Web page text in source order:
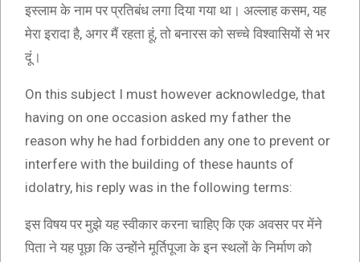
इस्लाम के नाम पर प्रतिबंध लगा दिया गया था। अल्लाह कसम, यह
मेरा इरादा है, अगर मैं रहता हूं, तो बनारस को सच्चे विश्वासियों से भर
दूं।
On this subject I must however acknowledge, that
having on one occasion asked my father the
reason why he had forbidden any one to prevent or
interfere with the building of these haunts of
idolatry, his reply was in the following terms:
इस विषय पर मुझे यह स्वीकार करना चाहिए कि एक अवसर पर मेंने
पिता ने यह पूछा कि उन्होंने मूर्तिपूजा के इन स्थलों के निर्माण को